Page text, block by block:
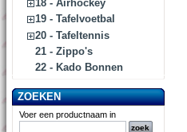
18 - Airhockey
19 - Tafelvoetbal
20 - Tafeltennis
21 - Zippo's
22 - Kado Bonnen
ZOEKEN
Voer een productnaam in